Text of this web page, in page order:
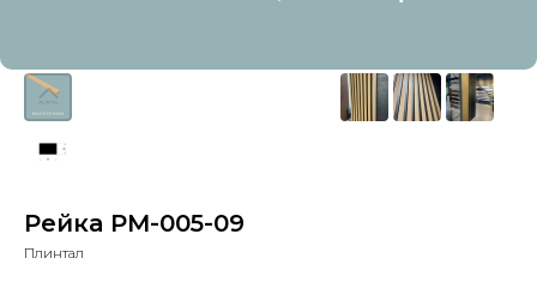
Рейка PM-005-09
Плинтал